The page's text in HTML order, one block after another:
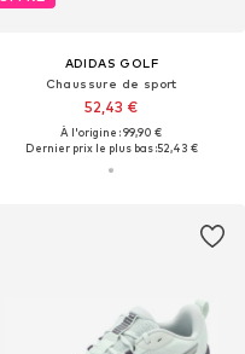
ADIDAS GOLF
Chaussure de sport
52,43 €
À l'origine : 99,90 €
Dernier prix le plus bas :52,43 €